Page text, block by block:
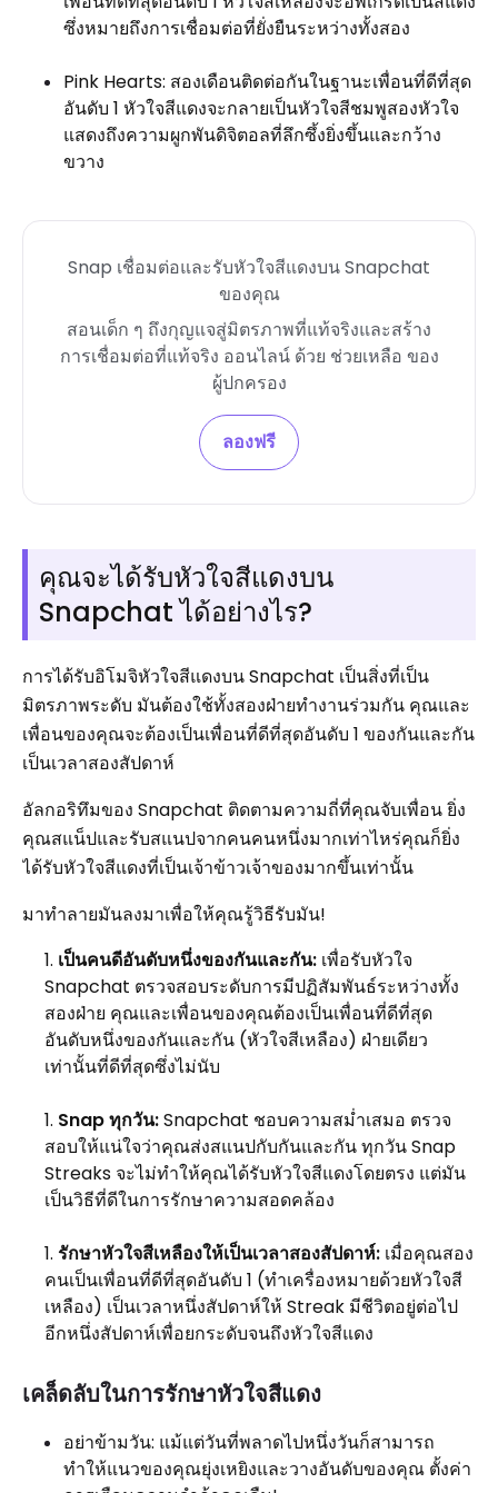
ซึ่งหมายถึงการเชื่อมต่อที่ยั่งยืนระหว่างทั้งสอง
Pink Hearts: สองเดือนติดต่อกันในฐานะเพื่อนที่ดีที่สุด
อันดับ 1 หัวใจสีแดงจะกลายเป็นหัวใจสีชมพูสองหัวใจ
แสดงถึงความผูกพันดิจิตอลที่ลึกซึ้งยิ่งขึ้นและกว้าง
ขวาง
Snap เชื่อมต่อและรับหัวใจสีแดงบน Snapchat
ของคุณ
สอนเด็ก ๆ ถึงกุญแจสู่มิตรภาพที่แท้จริงและสร้าง
การเชื่อมต่อที่แท้จริง ออนไลน์ ด้วย ช่วยเหลือ ของ
ผู้ปกครอง
ลองฟรี
คุณจะได้รับหัวใจสีแดงบน
Snapchat ได้อย่างไร?
การได้รับอิโมจิหัวใจสีแดงบน Snapchat เป็นสิ่งที่เป็น
มิตรภาพระดับ มันต้องใช้ทั้งสองฝ่ายทำงานร่วมกัน คุณและ
เพื่อนของคุณจะต้องเป็นเพื่อนที่ดีที่สุดอันดับ 1 ของกันและกัน
เป็นเวลาสองสัปดาห์
อัลกอริทึมของ Snapchat ติดตามความถี่ที่คุณจับเพื่อน ยิ่ง
คุณสแน็ปและรับสแนปจากคนคนหนึ่งมากเท่าไหร่คุณก็ยิ่ง
ได้รับหัวใจสีแดงที่เป็นเจ้าข้าวเจ้าของมากขึ้นเท่านั้น
มาทำลายมันลงมาเพื่อให้คุณรู้วิธีรับมัน!
เป็นคนดีอันดับหนึ่งของกันและกัน: เพื่อรับหัวใจ
Snapchat ตรวจสอบระดับการมีปฏิสัมพันธ์ระหว่างทั้ง
สองฝ่าย คุณและเพื่อนของคุณต้องเป็นเพื่อนที่ดีที่สุด
อันดับหนึ่งของกันและกัน (หัวใจสีเหลือง) ฝ่ายเดียว
เท่านั้นที่ดีที่สุดซึ่งไม่นับ
Snap ทุกวัน:Snapchat ชอบความสม่ำเสมอ ตรวจ
สอบให้แน่ใจว่าคุณส่งสแนปกับกันและกัน ทุกวัน Snap
Streaks จะไม่ทำให้คุณได้รับหัวใจสีแดงโดยตรง แต่มัน
เป็นวิธีที่ดีในการรักษาความสอดคล้อง
รักษาหัวใจสีเหลืองให้เป็นเวลาสองสัปดาห์: เมื่อคุณสอง
คนเป็นเพื่อนที่ดีที่สุดอันดับ 1 (ทำเครื่องหมายด้วยหัวใจสี
เหลือง) เป็นเวลาหนึ่งสัปดาห์ให้ Streak มีชีวิตอยู่ต่อไป
อีกหนึ่งสัปดาห์เพื่อยกระดับจนถึงหัวใจสีแดง
เคล็ดลับในการรักษาหัวใจสีแดง
อย่าข้ามวัน: แม้แต่วันที่พลาดไปหนึ่งวันก็สามารถ
ทำให้แนวของคุณยุ่งเหยิงและวางอันดับของคุณ ตั้งค่า